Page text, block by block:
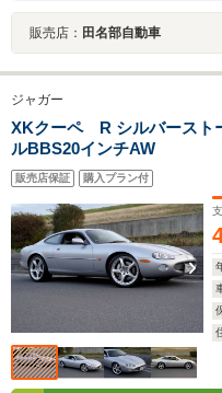
販売店： 田名部自動車
ジャガー
XKクーペ R シルバース
ルBBS20インチAW
販売店保証 購入プラン付